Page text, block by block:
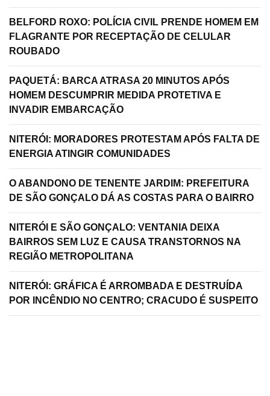
BELFORD ROXO: POLÍCIA CIVIL PRENDE HOMEM EM
FLAGRANTE POR RECEPTAÇÃO DE CELULAR
ROUBADO
PAQUETÁ: BARCA ATRASA 20 MINUTOS APÓS
HOMEM DESCUMPRIR MEDIDA PROTETIVA E
INVADIR EMBARCAÇÃO
NITERÓI: MORADORES PROTESTAM APÓS FALTA DE
ENERGIA ATINGIR COMUNIDADES
O ABANDONO DE TENENTE JARDIM: PREFEITURA
DE SÃO GONÇALO DÁ AS COSTAS PARA O BAIRRO
NITERÓI E SÃO GONÇALO: VENTANIA DEIXA
BAIRROS SEM LUZ E CAUSA TRANSTORNOS NA
REGIÃO METROPOLITANA
NITERÓI: GRÁFICA É ARROMBADA E DESTRUÍDA
POR INCÊNDIO NO CENTRO; CRACUDO É SUSPEITO